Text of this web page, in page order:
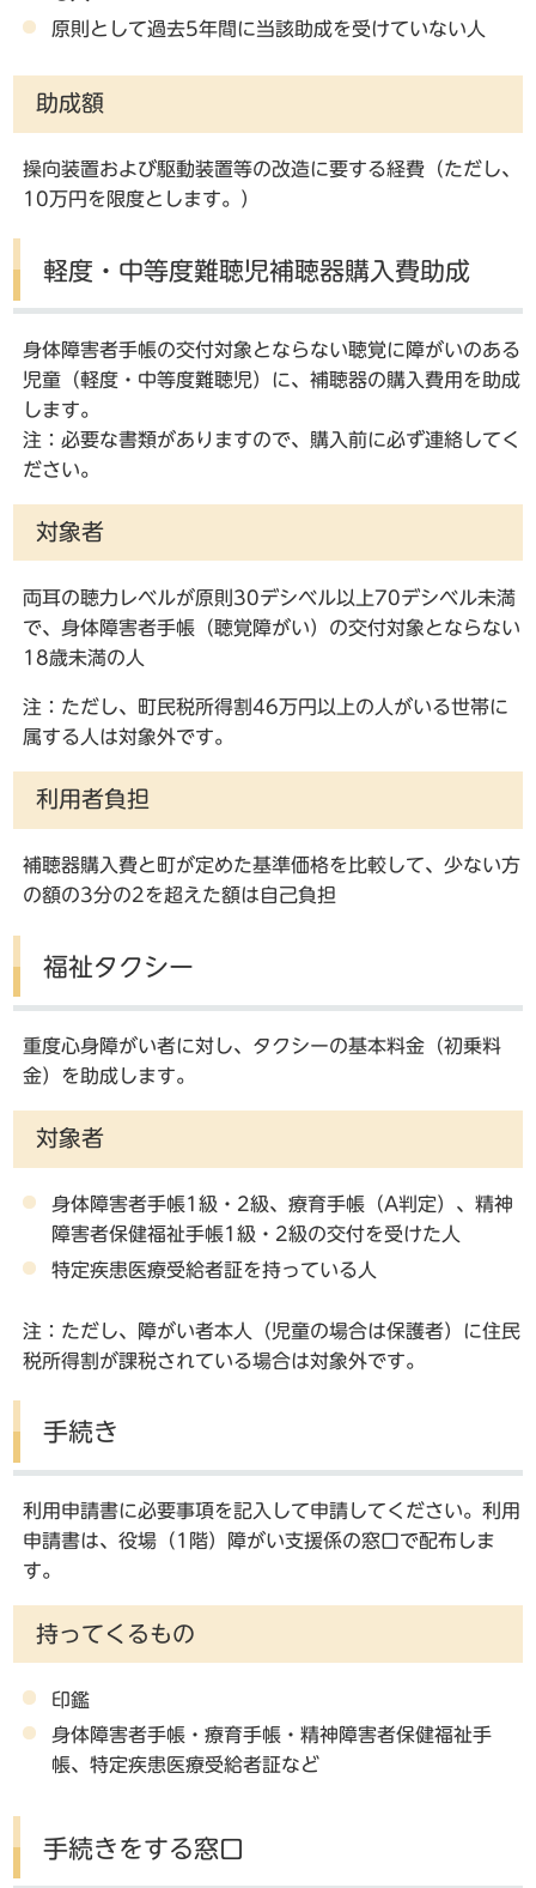
原則として過去5年間に当該助成を受けていない人
助成額
操向装置および駆動装置等の改造に要する経費（ただし、
10万円を限度とします。）
軽度・中等度難聴児補聴器購入費助成
身体障害者手帳の交付対象とならない聴覚に障がいのある
児童（軽度・中等度難聴児）に、補聴器の購入費用を助成
します。
注：必要な書類がありますので、購入前に必ず連絡してく
ださい。
対象者
両耳の聴力レベルが原則30デシベル以上70デシベル未満
で、身体障害者手帳（聴覚障がい）の交付対象とならない
18歳未満の人
注：ただし、町民税所得割46万円以上の人がいる世帯に
属する人は対象外です。
利用者負担
補聴器購入費と町が定めた基準価格を比較して、少ない方
の額の3分の2を超えた額は自己負担
福祉タクシー
重度心身障がい者に対し、タクシーの基本料金（初乗料
金）を助成します。
対象者
身体障害者手帳1級・2級、療育手帳（A判定）、精神
障害者保健福祉手帳1級・2級の交付を受けた人
特定疾患医療受給者証を持っている人
注：ただし、障がい者本人（児童の場合は保護者）に住民
税所得割が課税されている場合は対象外です。
手続き
利用申請書に必要事項を記入して申請してください。利用
申請書は、役場（1階）障がい支援係の窓口で配布しま
す。
持ってくるもの
印鑑
身体障害者手帳・療育手帳・精神障害者保健福祉手
帳、特定疾患医療受給者証など
手続きをする窓口